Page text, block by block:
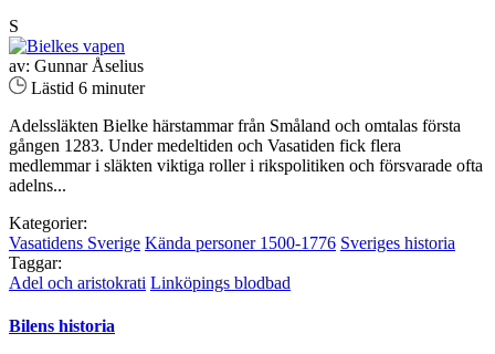
S
av: Gunnar Åselius
Lästid 6 minuter
Adelssläkten Bielke härstammar från Småland och omtalas första
gången 1283. Under medeltiden och Vasatiden fick flera
medlemmar i släkten viktiga roller i rikspolitiken och försvarade ofta
adelns...
Kategorier:
Vasatidens Sverige Kända personer 1500-1776 Sveriges historia
Taggar:
Adel och aristokrati Linköpings blodbad
Bilens historia